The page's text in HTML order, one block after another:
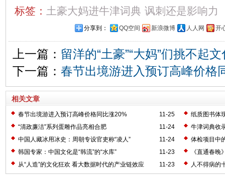
标签： 土豪大妈进牛津词典 讽刺还是影响力
分享到： QQ空间 新浪微博 人人网 开
上一篇： 留洋的“土豪”“大妈”们挑不起
下一篇： 春节出境游进入预订高峰价格
相关文章
11-25
春节出境游进入预订高峰价格同比涨20%
纸质图书体
11-24
“清政廉洁”系列蛋雕作品亮相合肥
牛津词典收
11-24
中国人藏冰用冰史：周朝专设官吏称“凌人”
体检项目中
11-23
韩国专家：中国文化是“韩流”的“水库”
《直通春晚
11-23
从“人造”的文化狂欢 看大数据时代的产业链效应 人不得病的